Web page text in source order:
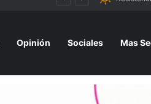
Opinión Sociales Mas